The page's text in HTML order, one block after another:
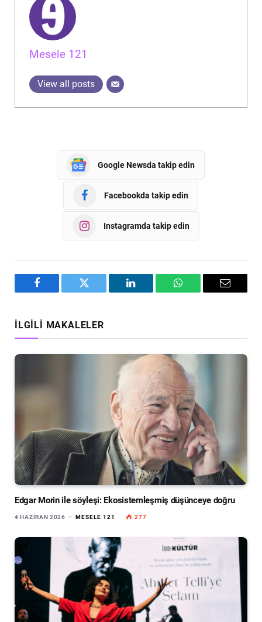
Mesele 121
View all posts
Google Newsda takip edin
Facebookda takip edin
Instagramda takip edin
Facebook Twitter LinkedIn WhatsAppEmail
İLGILI MAKALELER
Edgar Morin ile söyleşi: Ekosistemleşmiş düşünceye doğru
4 HAZIRAN 2026 MESELE 121 277